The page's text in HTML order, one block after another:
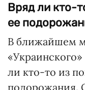
Вряд ли кто-
ее
В ближайшем
ли кто-то из
подорожания.